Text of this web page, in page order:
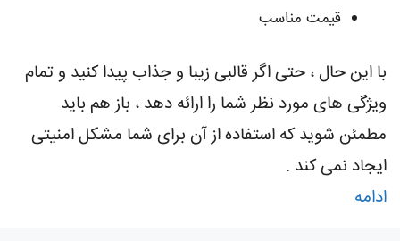
قیمت مناسب
با این حال ، حتی اگر قالبی زیبا و جذاب پیدا کنید و تمام
ویژگی های مورد نظر شما را ارائه دهد ، باز هم باید
مطمئن شوید که استفاده از آن برای شما مشکل امنیتی
ایجاد نمی کند .
ادامه